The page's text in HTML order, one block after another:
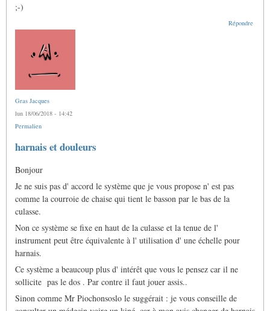
;-)
Répondre
Gras Jacques
lun 18/06/2018 - 14:42
Permalien
harnais et douleurs
Bonjour
Je ne suis pas d' accord le système que je vous propose n' est pas
comme la courroie de chaise qui tient le basson par le bas de la
culasse.
Non ce système se fixe en haut de la culasse et la tenue de l'
instrument peut être équivalente à l' utilisation d' une échelle pour
harnais.
Ce système a beaucoup plus d' intérêt que vous le pensez car il ne
sollicite pas le dos . Par contre il faut jouer assis..
Sinon comme Mr Piochonsoslo le suggérait : je vous conseille de